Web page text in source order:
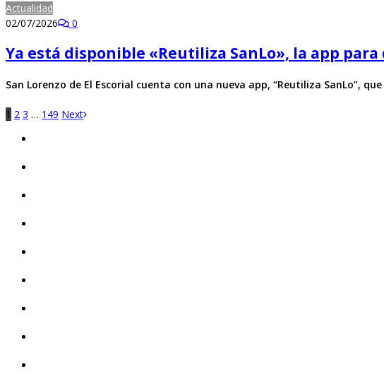
Actualidad
02/07/2026
0
Ya está disponible «Reutiliza SanLo», la app
San Lorenzo de El Escorial cuenta con una nueva app, “Reutiliza SanLo”,
1 2 3 … 149 Next